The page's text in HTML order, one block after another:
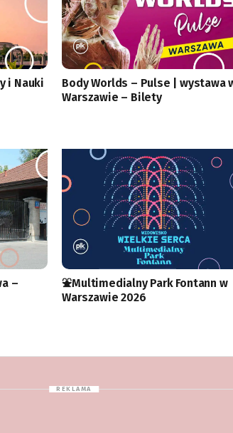
i Nauki
Body Worlds – Pulse | wystawa
Warszawie – Bilety
–
⛲️Multimedialny Park Fontann w
Warszawie 2026